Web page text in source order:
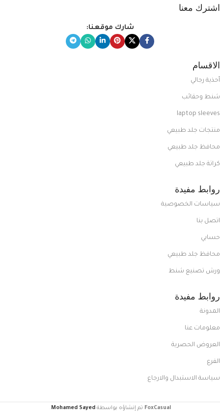
اشترك معنا
شارك موقعنا:
الاقسام
أحذية رجالي
شنط وحقائب
laptop sleeves
منتجات جلد طبيعي
محافظ جلد طبيعي
كراتة جلد طبيعي
روابط مفيدة
سياسات الخصوصية
اتصل بنا
حسابي
محافظ جلد طبيعي
ورش تصنيع شنط
روابط مفيدة
المدونة
معلومات عنا
العروض الحصرية
الفرع
سياسة الاستبدال والارجاع
FoxCasual تم إنشاؤه بواسطةMohamed Sayed
.